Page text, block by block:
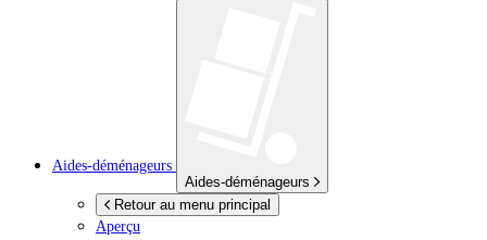
Aides-déménageurs
Aides-déménageurs
Retour au menu principal
Aperçu